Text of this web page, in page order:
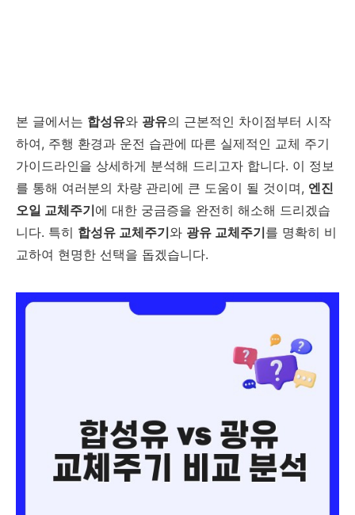
본 글에서는 합성유와 광유의 근본적인 차이점부터 시작
하여, 주행 환경과 운전 습관에 따른 실제적인 교체 주기
가이드라인을 상세하게 분석해 드리고자 합니다. 이 정보
를 통해 여러분의 차량 관리에 큰 도움이 될 것이며, 엔진
오일 교체주기에 대한 궁금증을 완전히 해소해 드리겠습
니다. 특히 합성유 교체주기와 광유 교체주기를 명확히 비
교하여 현명한 선택을 돕겠습니다.